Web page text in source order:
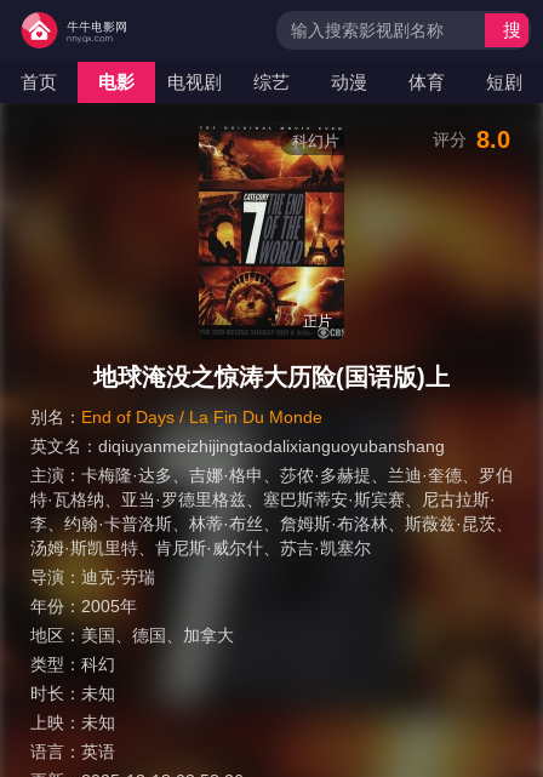
首页 电影 电视剧 综艺 动漫 体育 短剧
搜
科幻片
正片
地球淹没之惊涛大历险(国语版)上
别名： End of Days / La Fin Du Monde
英文名： diqiuyanmeizhijingtaodalixianguoyubanshang
主演： 卡梅隆·达多 吉娜·格申 莎侬·多赫提 兰迪·奎德
罗伯
特·瓦格纳
亚当·罗德里格兹 塞巴斯蒂安·斯宾赛
尼古拉斯·
李
约翰·卡普洛斯 林蒂·布丝 詹姆斯·布洛林 斯薇兹·昆茨
汤姆·斯凯里特
肯尼斯·威尔什
苏吉·凯塞尔
导演： 迪克·劳瑞
年份： 2005年
地区： 美国 德国
加拿大
类型： 科幻
时长： 未知
上映： 未知
语言： 英语
评分 8.0